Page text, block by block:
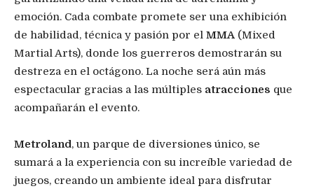
emoción. Cada combate promete ser una exhibición
de habilidad, técnica y pasión por el MMA (Mixed
Martial Arts), donde los guerreros demostrarán su
destreza en el octágono. La noche será aún más
espectacular gracias a las múltiples atracciones que
acompañarán el evento.
Metroland, un parque de diversiones único, se
sumará a la experiencia con su increíble variedad de
juegos, creando un ambiente ideal para disfrutar